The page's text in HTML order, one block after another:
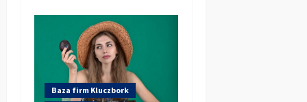
Baza firm Kluczbork